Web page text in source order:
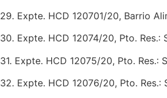
29. Expte. HCD 120701/20, Barrio
30. Expte. HCD 12074/20, Pto.
31. Expte. HCD 12075/20, Pto.
32. Expte. HCD 12076/20, Pto.